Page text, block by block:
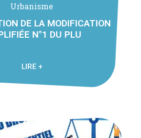
Urbanisme
DE LA MODIFICATION
N°1 DU PLU
11 septembre 2023, le Maire a engagé une
simplifiée n°1du PLU de Cornier ...
LIRE +